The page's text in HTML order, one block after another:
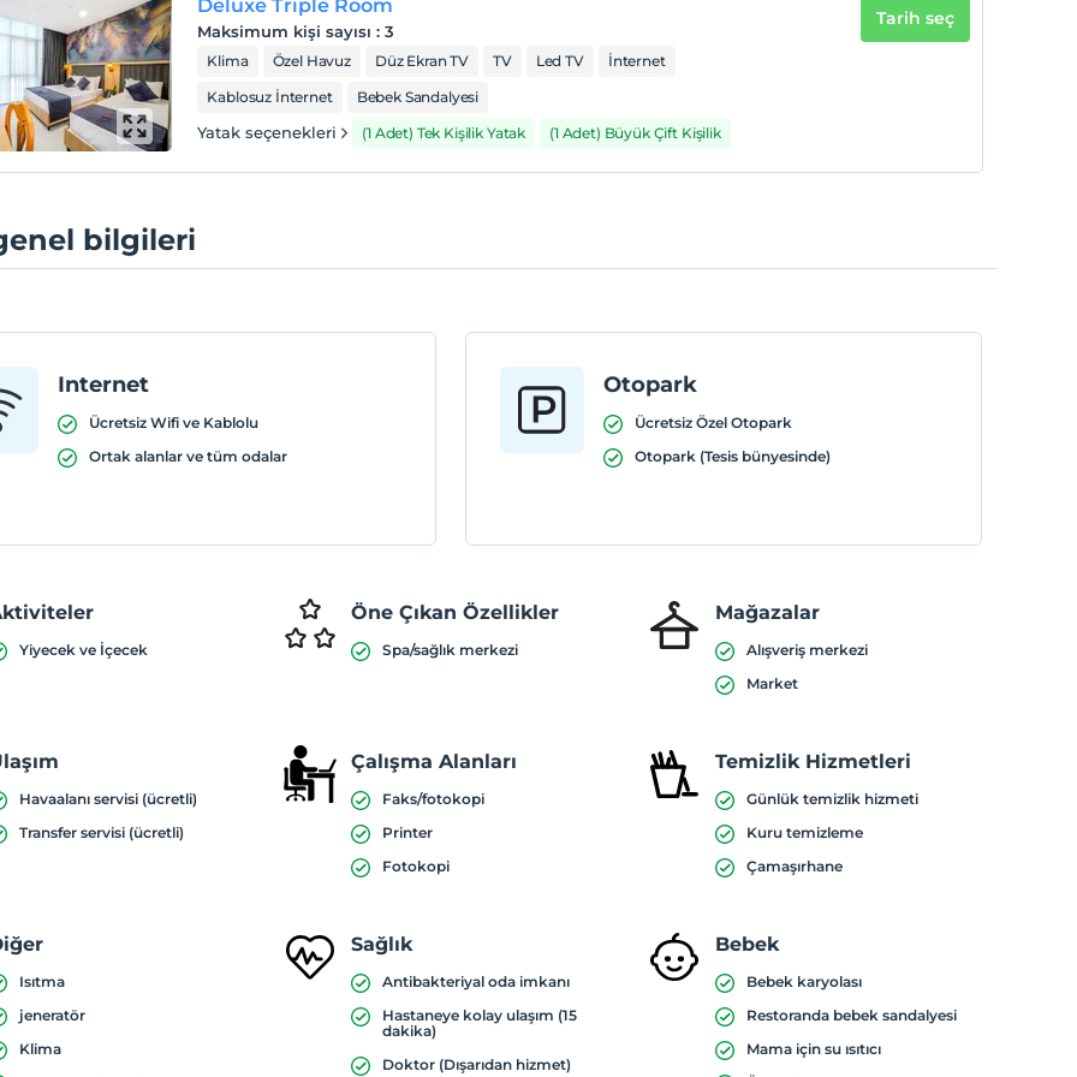
Deluxe Triple Room
Maksimum kişi sayısı :3
Klima Özel Havuz Düz Ekran TV TV Led TV
İnternet
Kablosuz İnternet
Bebek Sandalyesi
Yatak seçenekleri (1 Adet) Tek Kişilik Yatak (1 Adet) Büyük Çift Kişilik
Tarih seç
bilgileri
Internet
Ücretsiz Wifi ve Kablolu
Ortak alanlar ve tüm odalar
Otopark
Ücretsiz Özel Otopark
Otopark (Tesis bünyesinde)
Yiyecek ve İçecek
Öne Çıkan Özellikler
Spa/sağlık merkezi
Mağazalar
Alışveriş merkezi
Market
Havaalanı servisi (ücretli)
Transfer servisi (ücretli)
Çalışma Alanları
Faks/fotokopi
Printer
Fotokopi
Temizlik Hizmetleri
Günlük temizlik hizmeti
Kuru temizleme
Çamaşırhane
Isıtma
jeneratör
Klima
Sağlık
Antibakteriyal oda imkanı
Hastaneye kolay ulaşım (15
dakika)
Doktor (Dışarıdan hizmet)
Bebek
Bebek karyolası
Restoranda bebek sandalyesi
Mama için su ısıtıcı